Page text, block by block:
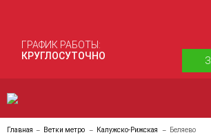
ГРАФИК РАБОТЫ:
КРУГЛОСУТОЧНО
Главная Ветки метро Калужско-Рижская Беляево